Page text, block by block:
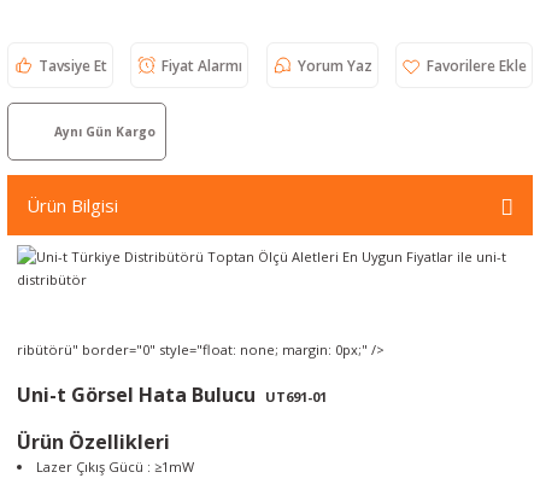
Tavsiye Et Fiyat Alarmı Yorum Yaz
Aynı Gün Kargo
Ürün Bilgisi
ribütörü" border="0" style="float: none; margin: 0px;" />
Uni-t Görsel Hata Bulucu UT691-01
Ürün Özellikleri
Lazer Çıkış Gücü : ≥1mW